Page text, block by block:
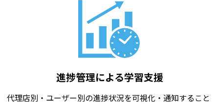
進捗管理による学習支援
代理店別・ユーザー別の進捗状況を可視化・通知すること